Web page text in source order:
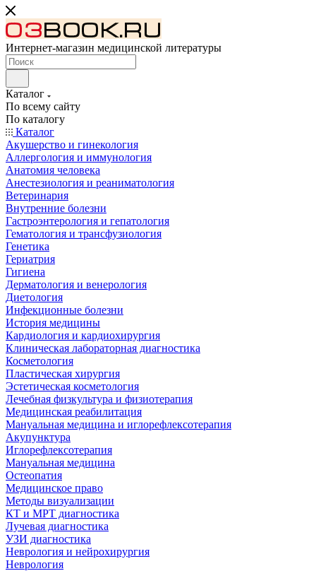
Интернет-магазин медицинской литературы
Каталог
По всему сайту
По каталогу
Каталог
Акушерство и гинекология
Аллергология и иммунология
Анатомия человека
Анестезиология и реаниматология
Ветеринария
Внутренние болезни
Гастроэнтерология и гепатология
Гематология и трансфузиология
Генетика
Гериатрия
Гигиена
Дерматология и венерология
Диетология
Инфекционные болезни
История медицины
Кардиология и кардиохирургия
Клиническая лабораторная диагностика
Косметология
Пластическая хирургия
Эстетическая косметология
Лечебная физкультура и физиотерапия
Медицинская реабилитация
Мануальная медицина и иглорефлексотерапия
Акупунктура
Иглорефлексотерапия
Мануальная медицина
Остеопатия
Медицинское право
Методы визуализации
КТ и МРТ диагностика
Лучевая диагностика
УЗИ диагностика
Неврология и нейрохирургия
Неврология